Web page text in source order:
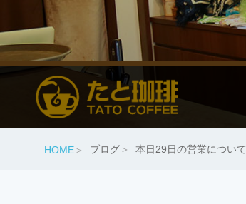
HOME ブログ 本日29日の営業について